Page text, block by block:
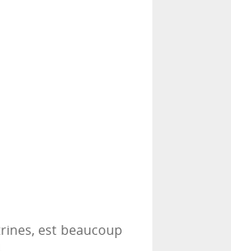
est beaucoup